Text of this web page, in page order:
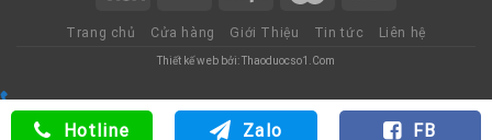
Trang chủ Cửa hàng Giới Thiệu Tin tức Liên hệ
Thiết kế web bởi: Thaoduocso1.Com
Tư vấn miễn phí (24/7) 0982957282
Hotline Zalo FB